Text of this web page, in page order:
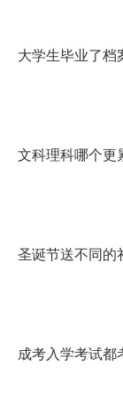
大学生毕业了档
文科理科哪个更
圣诞节送不同的
成考入学考试都